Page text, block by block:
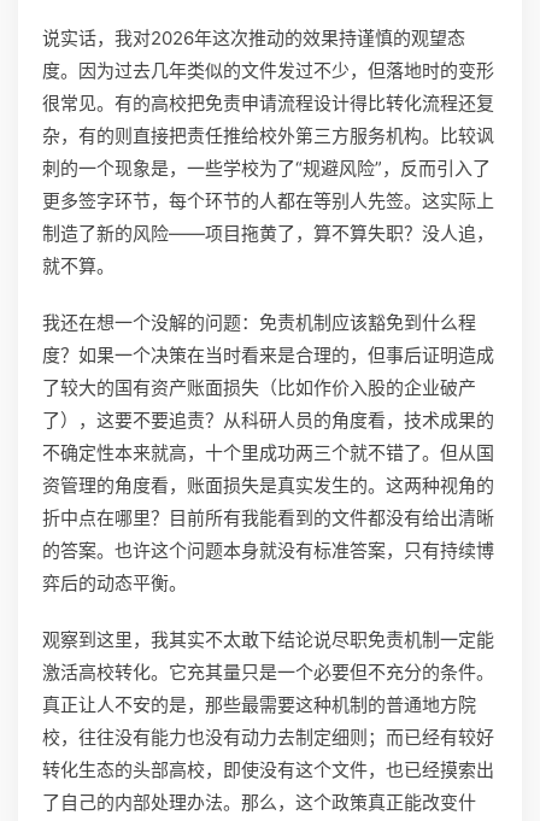
说实话，我对2026年这次推动的效果持谨慎的观望态
度。因为过去几年类似的文件发过不少，但落地时的变形
很常见。有的高校把免责申请流程设计得比转化流程还复
杂，有的则直接把责任推给校外第三方服务机构。比较讽
刺的一个现象是，一些学校为了“规避风险”，反而引入了
更多签字环节，每个环节的人都在等别人先签。这实际上
制造了新的风险——项目拖黄了，算不算失职？没人追，
就不算。
我还在想一个没解的问题：免责机制应该豁免到什么程
度？如果一个决策在当时看来是合理的，但事后证明造成
了较大的国有资产账面损失（比如作价入股的企业破产
了），这要不要追责？从科研人员的角度看，技术成果的
不确定性本来就高，十个里成功两三个就不错了。但从国
资管理的角度看，账面损失是真实发生的。这两种视角的
折中点在哪里？目前所有我能看到的文件都没有给出清晰
的答案。也许这个问题本身就没有标准答案，只有持续博
弈后的动态平衡。
观察到这里，我其实不太敢下结论说尽职免责机制一定能
激活高校转化。它充其量只是一个必要但不充分的条件。
真正让人不安的是，那些最需要这种机制的普通地方院
校，往往没有能力也没有动力去制定细则；而已经有较好
转化生态的头部高校，即使没有这个文件，也已经摸索出
了自己的内部处理办法。那么，这个政策真正能改变什